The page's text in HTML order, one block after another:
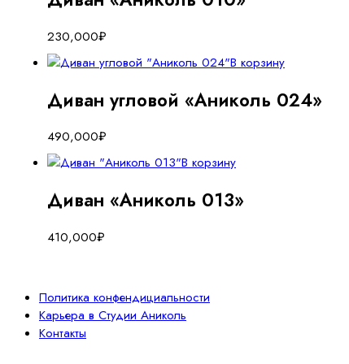
230,000₽
В корзину
Диван угловой «Аниколь 024»
490,000₽
В корзину
Диван «Аниколь 013»
410,000₽
Политика конфендициальности
Карьера в Студии Аниколь
Контакты